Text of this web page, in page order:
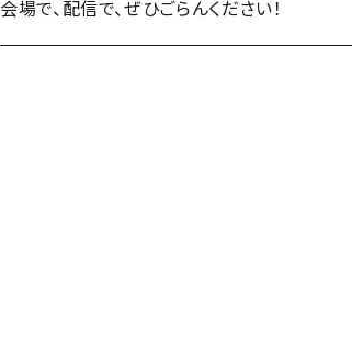
会場で、配信で、ぜひごらんください！